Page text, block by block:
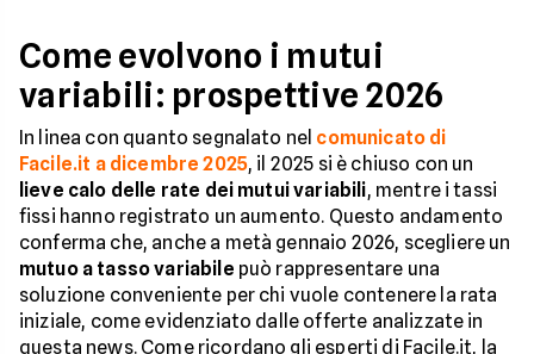
Come evolvono i mutui
variabili: prospettive 2026
In linea con quanto segnalato nel comunicato di
Facile.it a dicembre 2025, il 2025 si è chiuso con un
lieve calo delle rate dei mutui variabili, mentre i tassi
fissi hanno registrato un aumento. Questo andamento
conferma che, anche a metà gennaio 2026, scegliere un
mutuo a tasso variabile può rappresentare una
soluzione conveniente per chi vuole contenere la rata
iniziale, come evidenziato dalle offerte analizzate in
questa news. Come ricordano gli esperti di Facile.it, la